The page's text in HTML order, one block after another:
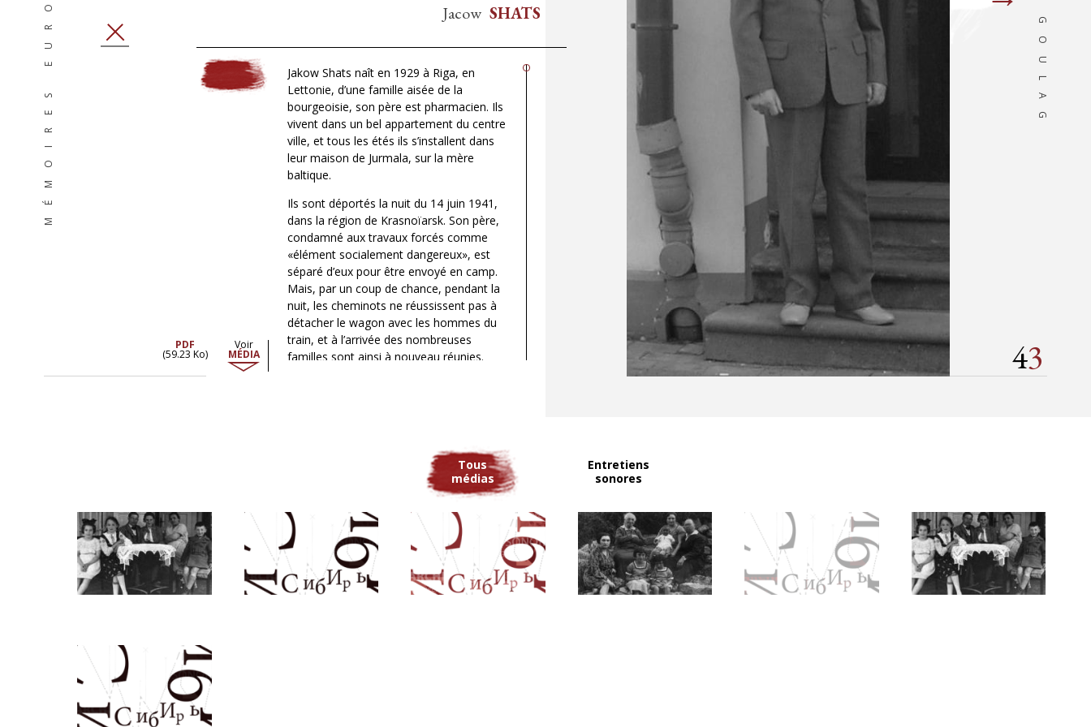
DU GOULAG
43
FERMER
Jacow SHATS
Jakow Shats naît en 1929 à Riga, en
Lettonie, d’une famille aisée de la
bourgeoisie, son père est pharmacien. Ils
vivent dans un bel appartement du centre
ville, et tous les étés ils s’installent dans
leur maison de Jurmala, sur la mère
baltique.
Ils sont déportés la nuit du 14 juin 1941,
dans la région de Krasnoïarsk. Son père,
condamné aux travaux forcés comme
«élément socialement dangereux», est
séparé d’eux pour être envoyé en camp.
Mais, par un coup de chance, pendant la
nuit, les cheminots ne réussissent pas à
détacher le wagon avec les hommes du
train, et à l’arrivée des nombreuses
familles sont ainsi à nouveau réunies.
La vie est dure, les journée sont longues
et tristes, la détresse de ses parents
bouleverse la vie du garçon qui, l’été,
la famille à survivre dans ces difficiles
années de guerre.
Son oncle paternel est journaliste et
réussit à la fin de la guerre à les faire
PDF
(59.23 Ko)
Voir
MÉDIA
Tous
médias
Entretiens
sonores